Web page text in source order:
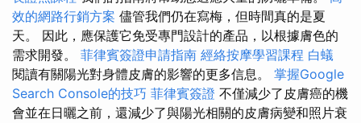
效的網路行銷方案 儘管我們仍在寫梅，但時間真的是夏
天。 因此，應保護它免受專門設計的產品，以根據膚色的
需求開發。 菲律賓簽證申請指南 經絡按摩學習課程 白蟻
閱讀有關陽光對身體皮膚的影響的更多信息。 掌握Google
Search Console的技巧 菲律賓簽證 不僅減少了皮膚癌的機
會並在日曬之前，還減少了與陽光相關的皮膚病變和照片衰